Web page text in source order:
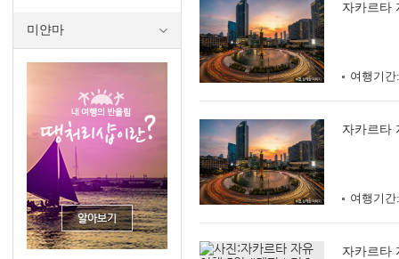
미얀마
자카르타
여행기간:
자카르타
여행기간:
자카르타